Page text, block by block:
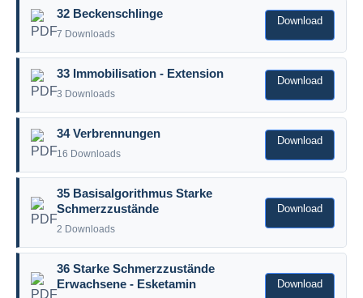
32 Beckenschlinge
7 Downloads
Download
33 Immobilisation - Extension
3 Downloads
Download
34 Verbrennungen
16 Downloads
Download
35 Basisalgorithmus Starke
Schmerzzustände
2 Downloads
Download
36 Starke Schmerzzustände
Erwachsene - Esketamin
Download